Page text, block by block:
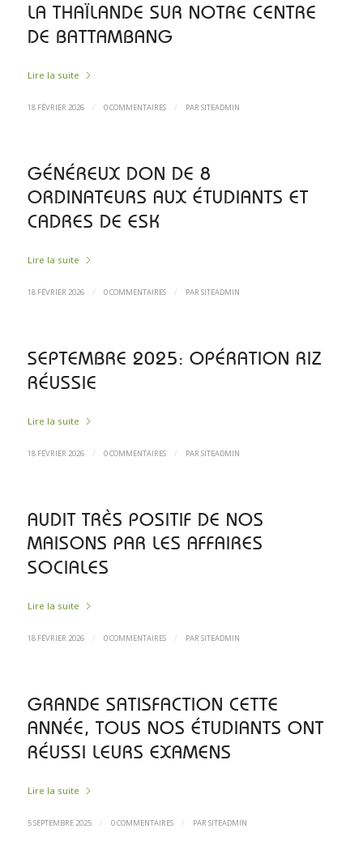
LA THAÏLANDE SUR NOTRE CENTRE
DE BATTAMBANG
Lire la suite
18 FÉVRIER 2026 / 0 COMMENTAIRES / PAR SITEADMIN
GÉNÉREUX DON DE 8
ORDINATEURS AUX ÉTUDIANTS ET
CADRES DE ESK
Lire la suite
18 FÉVRIER 2026 / 0 COMMENTAIRES / PAR SITEADMIN
SEPTEMBRE 2025: OPÉRATION RIZ
RÉUSSIE
Lire la suite
18 FÉVRIER 2026 / 0 COMMENTAIRES / PAR SITEADMIN
AUDIT TRÈS POSITIF DE NOS
MAISONS PAR LES AFFAIRES
SOCIALES
Lire la suite
18 FÉVRIER 2026 / 0 COMMENTAIRES / PAR SITEADMIN
GRANDE SATISFACTION CETTE
ANNÉE, TOUS NOS ÉTUDIANTS ONT
RÉUSSI LEURS EXAMENS
Lire la suite
5 SEPTEMBRE 2025 / 0 COMMENTAIRES / PAR SITEADMIN